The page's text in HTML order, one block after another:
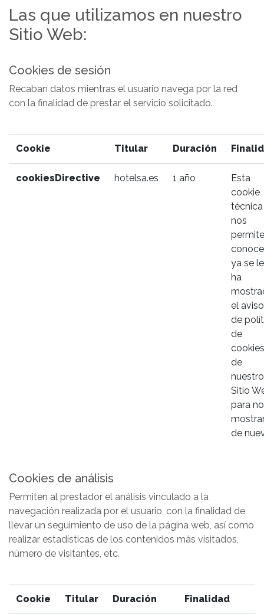
Las que utilizamos en nuestro
Sitio Web:
Cookies de sesión
Recaban datos mientras el usuario navega por la red
con la finalidad de prestar el servicio solicitado.
Cookie Titular Duración
cookiesDirective hotelsa.es 1 año
Esta
cookie
técnica
nos
permite
ya se le
ha
el aviso
de
de
cookies
de
nuestro
Sitio
para no
de
Cookies de análisis
Permiten al prestador el análisis vinculado a la
navegación realizada por el usuario, con la finalidad de
llevar un seguimiento de uso de la página web, así como
realizar estadísticas de los contenidos más visitados,
número de visitantes, etc.
Cookie Titular Duración Finalidad